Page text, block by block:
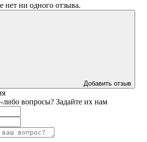
нет ни одного отзыва.
Добавить отзыв
либо вопросы? Задайте их нам